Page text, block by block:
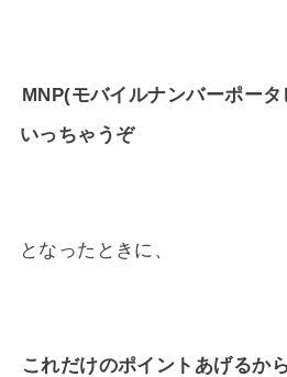
MNP(モバイルナンバーポー
いっちゃうぞ
となったときに、
これだけのポイントあげるか